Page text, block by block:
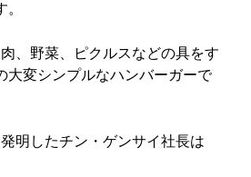
、野菜、ピクルスなどの具をす
大変シンプルなハンバーガーで
明したチン・ゲンサイ社長は